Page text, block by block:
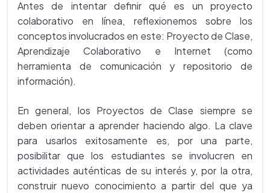
Antes de intentar definir qué es un proyecto
colaborativo en línea, reflexionemos sobre los
conceptos involucrados en este: Proyecto de Clase,
Aprendizaje Colaborativo e Internet (como
herramienta de comunicación y repositorio de
información).
En general, los Proyectos de Clase siempre se
deben orientar a aprender haciendo algo. La clave
para usarlos exitosamente es, por una parte,
posibilitar que los estudiantes se involucren en
actividades auténticas de su interés y, por la otra,
construir nuevo conocimiento a partir del que ya